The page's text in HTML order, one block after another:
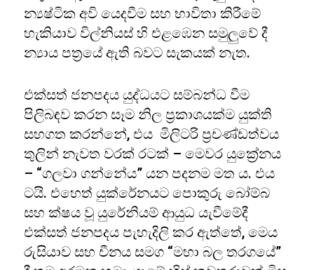
න්‍යෂ්ටික අවි යෙදවීම සහ භාවිතා කිරීමේ
හැකියාව විල්නියස් හි එළඹෙන සමුලුවේ දී
න්‍යාය පත්‍රයේ ඇති බවට සැකයක් නැත.
එක්සත් ජනපදය යුද්ධයට සම්බන්ධ වීම
පිලිබඳව කරන සෑම නිල ප්‍රකාශයක්ම යුක්ති
සහගත කරන්නේ, එය මිලිටරි ප්‍රචණ්ඩත්වය
තුලින් නැවත වරක් රටක් – මෙවර යුක්‍රේනය
– “ගලවා ගන්නේය” යන පදනම මත ය. එය
ටයි. එහෙත් යුක්රේනයට පොකුරු බෝම්බ
සහ ක්ෂය වූ යුරේනියම් ආයුධ යැවීමේදී
එක්සත් ජනපදය පැහැදිලි කර ඇත්තේ, මෙය
රුසියාව සහ චීනය සමග “මහා බල තරගයේ”